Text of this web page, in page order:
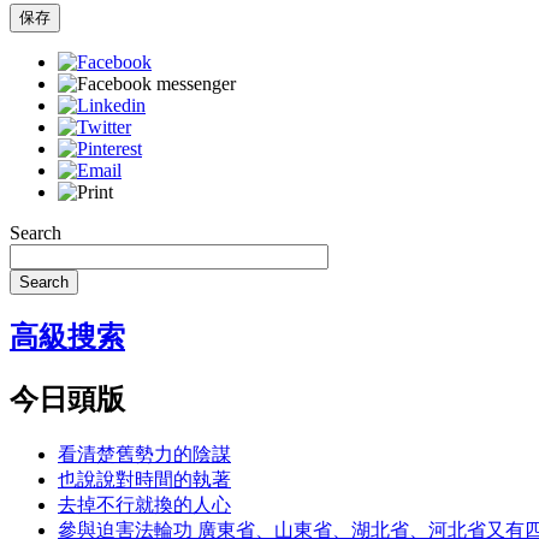
保存
Search
Search
高級搜索
今日頭版
看清楚舊勢力的陰謀
也說說對時間的執著
去掉不行就換的人心
參與迫害法輪功 廣東省、山東省、湖北省、河北省又有